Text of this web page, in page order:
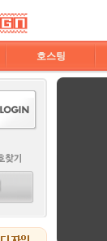
호스팅